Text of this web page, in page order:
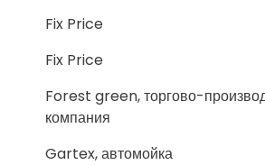
Fix Price
Fix Price
Forest green, торгово-
компания
Gartex, автомойка